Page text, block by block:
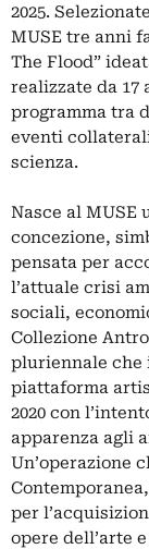
2025.
MUSE tre anni
The Flood”
realizzate da
programma tra
eventi
scienza.
Nasce al MUSE
concezione,
pensata per
l’attuale crisi
sociali,
Collezione
pluriennale che
piattaforma
2020 con
apparenza agli
Un’operazione
per
opere dell’arte